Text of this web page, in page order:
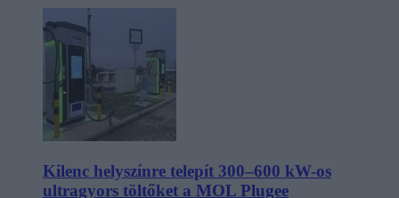
Kilenc helyszínre telepít 300–600 kW-os
ultragyors töltőket a MOL Plugee